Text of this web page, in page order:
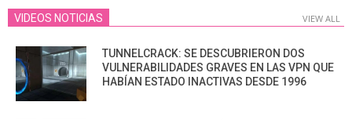
VIDEOS NOTICIAS VIEW ALL
TUNNELCRACK: SE DESCUBRIERON DOS
VULNERABILIDADES GRAVES EN LAS VPN QUE
HABÍAN ESTADO INACTIVAS DESDE 1996